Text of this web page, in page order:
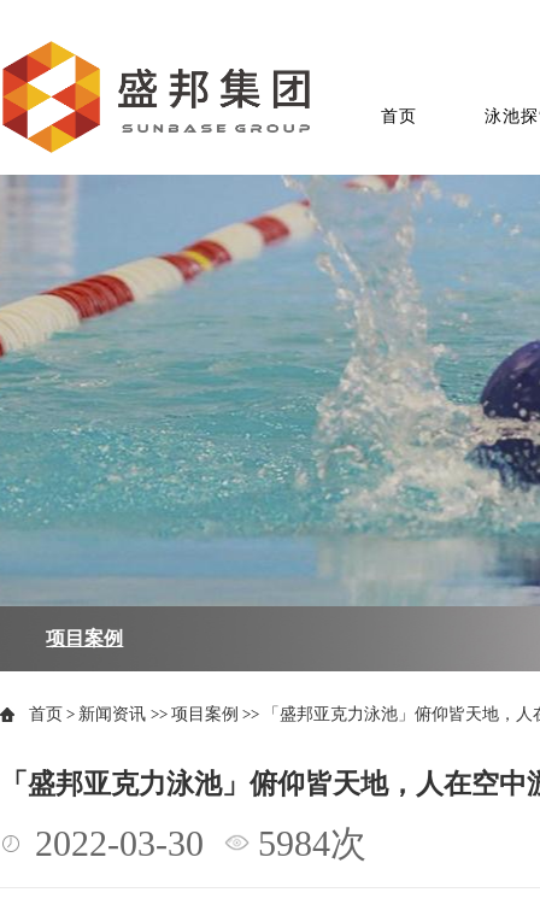
首页 泳池
项目案例
首页 > 新闻资讯>>项目案例 >> 「盛邦亚克力泳池」俯仰皆天地，人
「盛邦亚克力泳池」俯仰皆天地，人在空中
2022-03-30 5984次